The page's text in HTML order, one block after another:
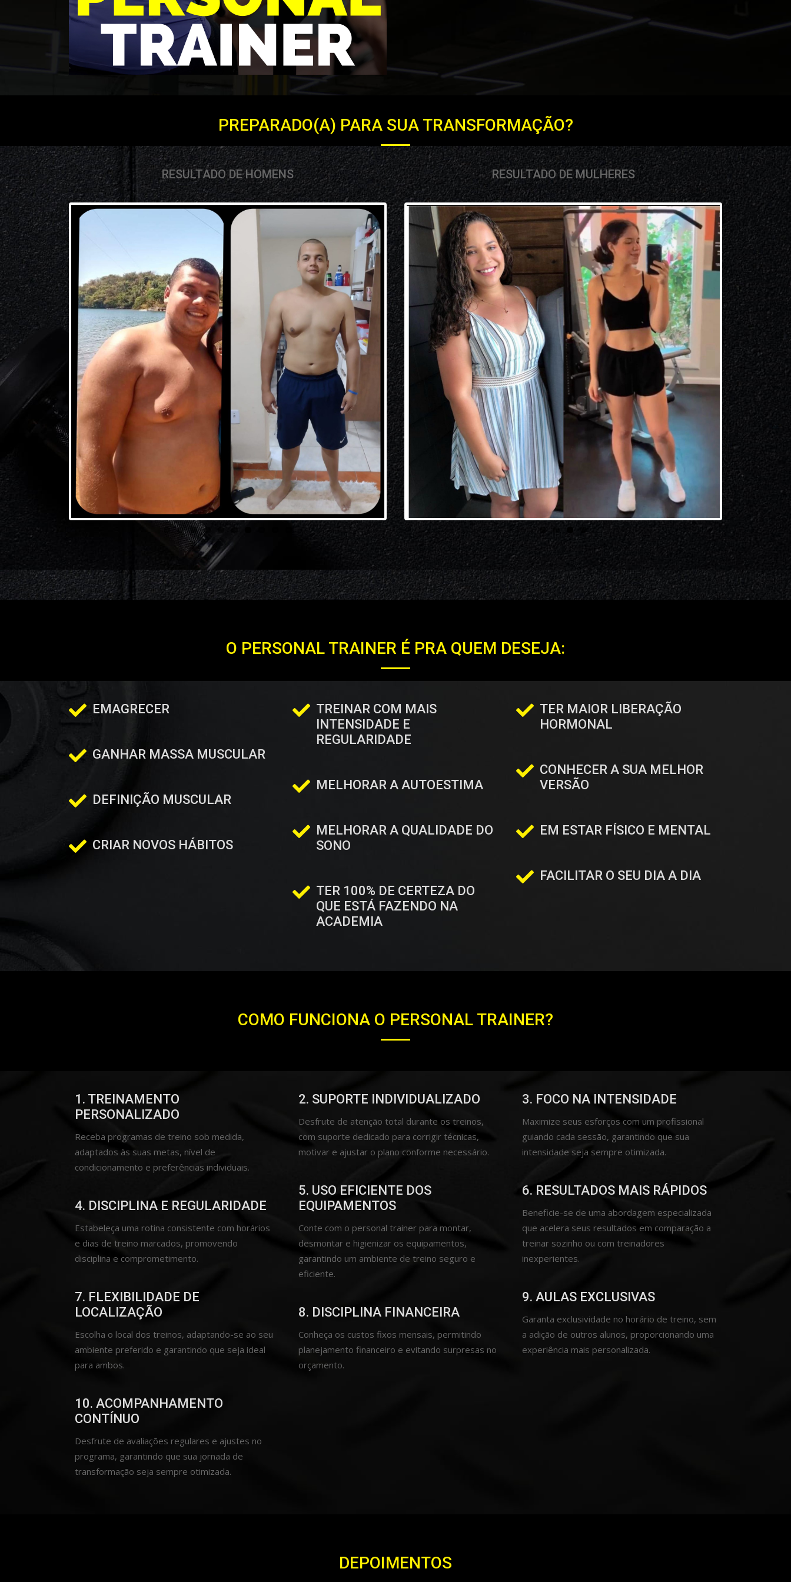
PREPARADO(A) PARA SUA TRANSFORMAÇÃO?
RESULTADO DE HOMENS RESULTADO DE MULHERES
O PERSONAL TRAINER É PRA QUEM DESEJA:
EMAGRECER
GANHAR MASSA MUSCULAR
DEFINIÇÃO MUSCULAR
CRIAR NOVOS HÁBITOS
TREINAR COM MAIS
INTENSIDADE E
REGULARIDADE
MELHORAR A AUTOESTIMA
MELHORAR A QUALIDADE DO
SONO
TER 100% DE CERTEZA DO
QUE ESTÁ FAZENDO NA
ACADEMIA
TER MAIOR LIBERAÇÃO
HORMONAL
CONHECER A SUA MELHOR
VERSÃO
EM ESTAR FÍSICO E MENTAL
FACILITAR O SEU DIA A DIA
COMO FUNCIONA O PERSONAL TRAINER?
1. TREINAMENTO
PERSONALIZADO
Receba programas de treino sob medida,
adaptados às suas metas, nível de
condicionamento e preferências individuais.
4. DISCIPLINA E REGULARIDADE
Estabeleça uma rotina consistente com horários
e dias de treino marcados, promovendo
disciplina e comprometimento.
7. FLEXIBILIDADE DE
LOCALIZAÇÃO
Escolha o local dos treinos, adaptando-se ao seu
ambiente preferido e garantindo que seja ideal
para ambos.
10. ACOMPANHAMENTO
CONTÍNUO
Desfrute de avaliações regulares e ajustes no
programa, garantindo que sua jornada de
transformação seja sempre otimizada.
2. SUPORTE INDIVIDUALIZADO
Desfrute de atenção total durante os treinos,
com suporte dedicado para corrigir técnicas,
motivar e ajustar o plano conforme necessário.
5. USO EFICIENTE DOS
EQUIPAMENTOS
Conte com o personal trainer para montar,
desmontar e higienizar os equipamentos,
garantindo um ambiente de treino seguro e
eficiente.
8. DISCIPLINA FINANCEIRA
Conheça os custos fixos mensais, permitindo
planejamento financeiro e evitando surpresas no
orçamento.
3. FOCO NA INTENSIDADE
Maximize seus esforços com um profissional
guiando cada sessão, garantindo que sua
intensidade seja sempre otimizada.
6. RESULTADOS MAIS RÁPIDOS
Beneficie-se de uma abordagem especializada
que acelera seus resultados em comparação a
treinar sozinho ou com treinadores
inexperientes.
9. AULAS EXCLUSIVAS
Garanta exclusividade no horário de treino, sem
a adição de outros alunos, proporcionando uma
experiência mais personalizada.
DEPOIMENTOS